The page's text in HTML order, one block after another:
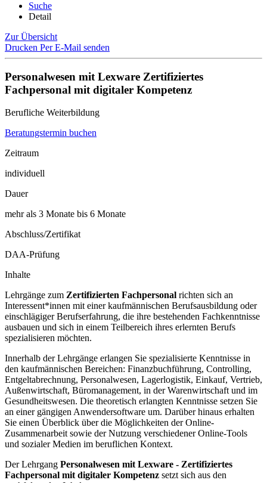
Suche
Detail
Zur Übersicht
Drucken Per E-Mail senden
Personalwesen mit Lexware Zertifiziertes
Fachpersonal mit digitaler Kompetenz
Berufliche Weiterbildung
Beratungstermin buchen
Zeitraum
individuell
Dauer
mehr als 3 Monate bis 6 Monate
Abschluss/Zertifikat
DAA-Prüfung
Inhalte
Lehrgänge zum Zertifizierten Fachpersonal richten sich an
Interessent*innen mit einer kaufmännischen Berufsausbildung oder
einschlägiger Berufserfahrung, die ihre bestehenden Fachkenntnisse
ausbauen und sich in einem Teilbereich ihres erlernten Berufs
spezialisieren möchten.
Innerhalb der Lehrgänge erlangen Sie spezialisierte Kenntnisse in
den kaufmännischen Bereichen: Finanzbuchführung, Controlling,
Entgeltabrechnung, Personalwesen, Lagerlogistik, Einkauf, Vertrieb,
Außenwirtschaft, Büromanagement, in der Warenwirtschaft und im
Gesundheitswesen. Die theoretisch erlangten Kenntnisse setzen Sie
an einer gängigen Anwendersoftware um. Darüber hinaus erhalten
Sie einen Überblick über die Möglichkeiten der Online-
Zusammenarbeit sowie der Nutzung verschiedener Online-Tools
und sozialer Medien im beruflichen Kontext.
Der Lehrgang Personalwesen mit Lexware - Zertifiziertes
Fachpersonal mit digitaler Kompetenz setzt sich aus den